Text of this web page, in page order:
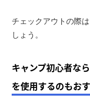
チェックアウトの際
しょう。
キャンプ初心者な
を使用するのもお